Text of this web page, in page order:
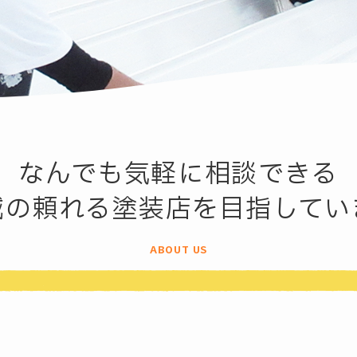
なんでも気軽に相談できる
頼れる塗装店を目指して
ABOUT US